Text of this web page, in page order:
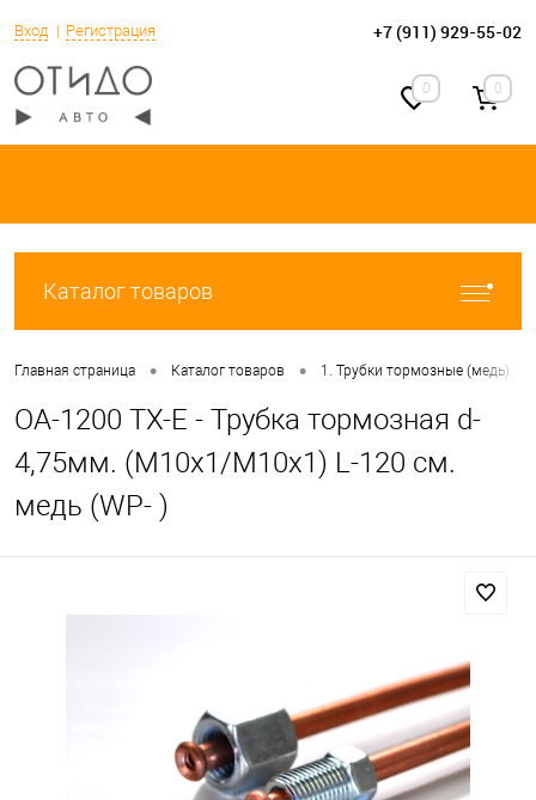
Вход Регистрация +7 (911) 929-55-02
0 0
Каталог товаров
Главная страница • Каталог товаров • 1. Трубки тормозные (медь)
OA-1200 TX-E - Трубка тормозная d-
4,75мм. (М10х1/М10х1) L-120 см.
медь (WP- )